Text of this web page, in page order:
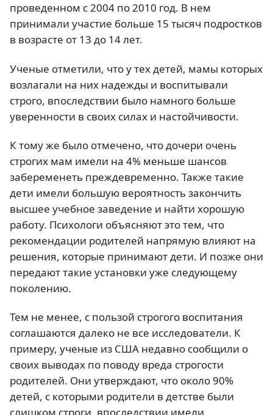
проведенном с 2004 по 2010 год. В нем
принимали участие больше 15 тысяч подростков
в возрасте от 13 до 14 лет.
Ученые отметили, что у тех детей, мамы которых
возлагали на них надежды и воспитывали
строго, впоследствии было намного больше
уверенности в своих силах и настойчивости.
К тому же было отмечено, что дочери очень
строгих мам имели на 4% меньше шансов
забеременеть преждевременно. Также такие
дети имели большую вероятность закончить
высшее учебное заведение и найти хорошую
работу. Психологи объясняют это тем, что
рекомендации родителей напрямую влияют на
решения, которые принимают дети. И позже они
передают такие установки уже следующему
поколению.
Тем не менее, с пользой строгого воспитания
соглашаются далеко не все исследователи. К
примеру, ученые из США недавно сообщили о
своих выводах по поводу вреда строгости
родителей. Они утверждают, что около 90%
детей, с которыми родители в детстве были